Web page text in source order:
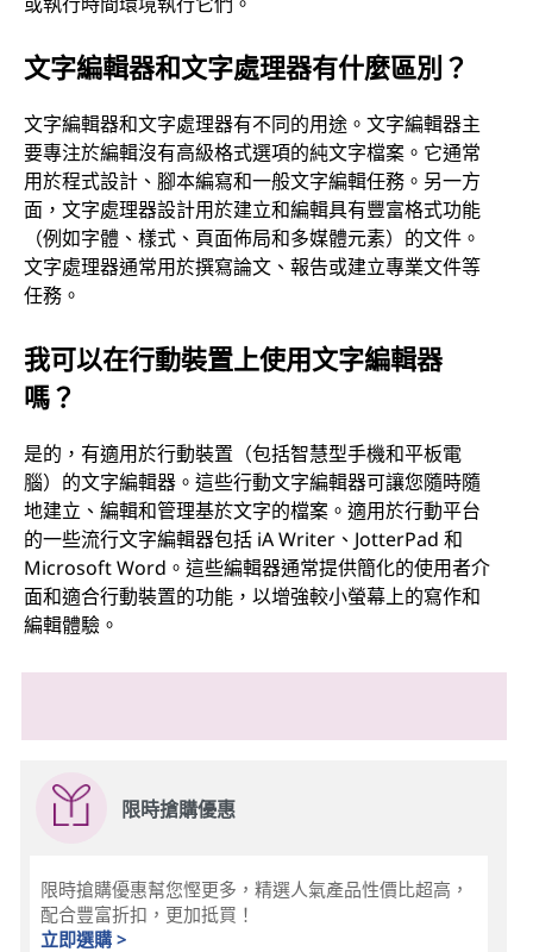
文字編輯器和文字處理器有什麼區別？
文字編輯器和文字處理器有不同的用途。文字編輯器主
要專注於編輯沒有高級格式選項的純文字檔案。它通常
用於程式設計、腳本編寫和一般文字編輯任務。另一方
面，文字處理器設計用於建立和編輯具有豐富格式功能
（例如字體、樣式、頁面佈局和多媒體元素）的文件。
文字處理器通常用於撰寫論文、報告或建立專業文件等
任務。
我可以在行動裝置上使用文字編輯器
嗎？
是的，有適用於行動裝置（包括智慧型手機和平板電
腦）的文字編輯器。這些行動文字編輯器可讓您隨時隨
地建立、編輯和管理基於文字的檔案。適用於行動平台
的一些流行文字編輯器包括 iA Writer、JotterPad 和
Microsoft Word。這些編輯器通常提供簡化的使用者介
面和適合行動裝置的功能，以增強較小螢幕上的寫作和
編輯體驗。
限時搶購優惠
限時搶購優惠幫您慳更多，精選人氣產品性價比超高，
配合豐富折扣，更加抵買！
立即選購 >